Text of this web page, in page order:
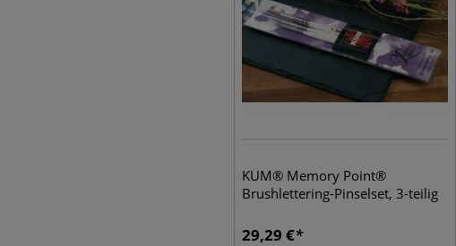
KUM® Memory Point®
Brushlettering-Pinselset, 3-teilig
29,29 €